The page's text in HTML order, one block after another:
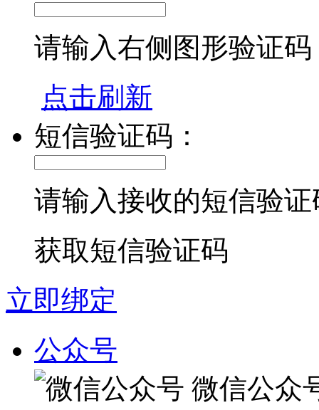
请输入右侧图形验证码
点击刷新
短信验证码：
请输入接收的短信验证
获取短信验证码
立即绑定
公众号
微信公众